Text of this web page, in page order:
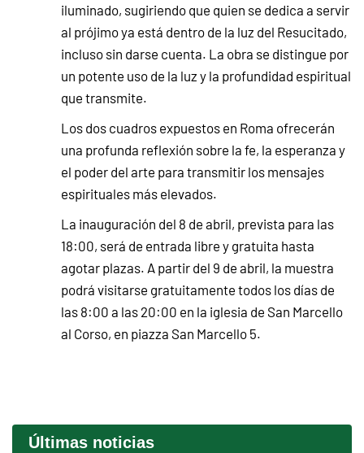
iluminado, sugiriendo que quien se dedica a servir
al prójimo ya está dentro de la luz del Resucitado,
incluso sin darse cuenta. La obra se distingue por
un potente uso de la luz y la profundidad espiritual
que transmite.
Los dos cuadros expuestos en Roma ofrecerán
una profunda reflexión sobre la fe, la esperanza y
el poder del arte para transmitir los mensajes
espirituales más elevados.
La inauguración del 8 de abril, prevista para las
18:00, será de entrada libre y gratuita hasta
agotar plazas. A partir del 9 de abril, la muestra
podrá visitarse gratuitamente todos los días de
las 8:00 a las 20:00 en la iglesia de San Marcello
al Corso, en piazza San Marcello 5.
Últimas noticias